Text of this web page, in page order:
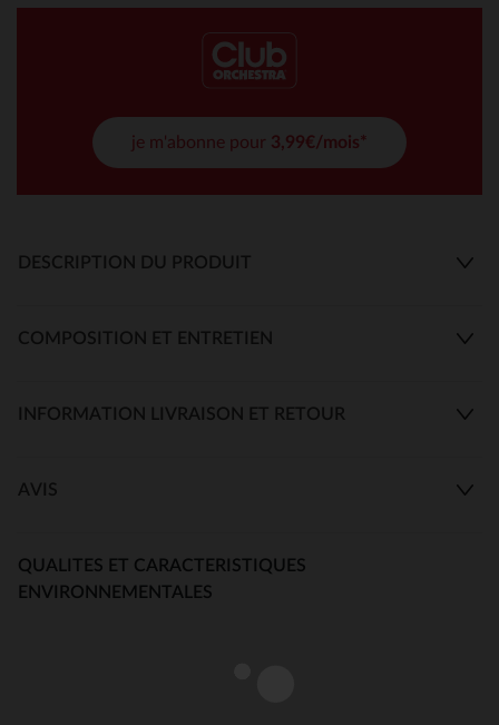
je m'abonne pour 3,99€/mois*
DESCRIPTION DU PRODUIT
COMPOSITION ET ENTRETIEN
INFORMATION LIVRAISON ET RETOUR
AVIS
QUALITES ET CARACTERISTIQUES
ENVIRONNEMENTALES